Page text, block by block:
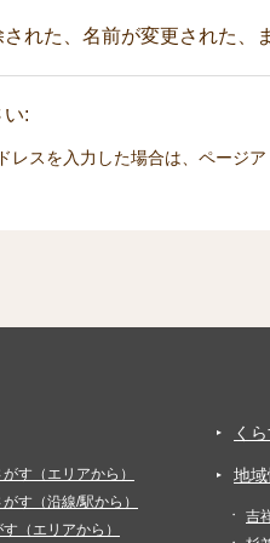
れた、名前が変更された、
:
レスを入力した場合は、ページ
す（エリアから）
す（沿線/駅から）
（エリアから）
く
地
吉